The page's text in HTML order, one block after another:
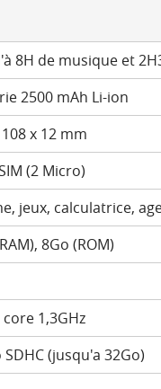
8H de musique et
2500 mAh Li-ion
x 12 mm
(2 Micro)
jeux, calculatrice,
8Go (ROM)
1,3GHz
(jusqu'a 32Go)